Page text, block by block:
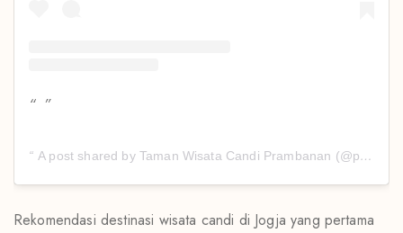
A post shared by Taman Wisata Candi Prambanan (@prambananpark)
Rekomendasi destinasi wisata candi di Jogja yang pertama